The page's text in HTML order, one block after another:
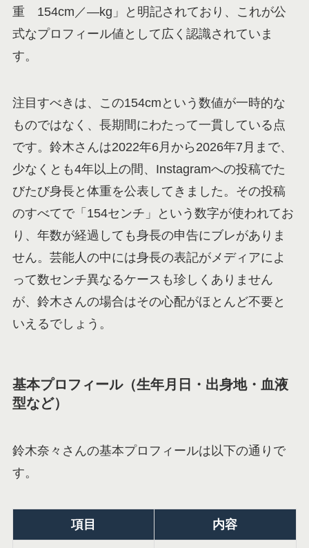
重 154cm／―kg」と明記されており、これが公
式なプロフィール値として広く認識されていま
す。
注目すべきは、この154cmという数値が一時的な
ものではなく、長期間にわたって一貫している点
です。鈴木さんは2022年6月から2026年7月まで、
少なくとも4年以上の間、Instagramへの投稿でた
びたび身長と体重を公表してきました。その投稿
のすべてで「154センチ」という数字が使われてお
り、年数が経過しても身長の申告にブレがありま
せん。芸能人の中には身長の表記がメディアによ
って数センチ異なるケースも珍しくありません
が、鈴木さんの場合はその心配がほとんど不要と
いえるでしょう。
基本プロフィール（生年月日・出身地・血液
型など）
鈴木奈々さんの基本プロフィールは以下の通りで
す。
項目 内容